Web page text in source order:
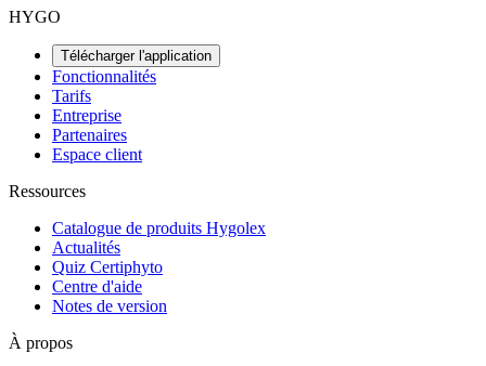
HYGO
Télécharger l'application
Fonctionnalités
Tarifs
Entreprise
Partenaires
Espace client
Ressources
Catalogue de produits Hygolex
Actualités
Quiz Certiphyto
Centre d'aide
Notes de version
À propos